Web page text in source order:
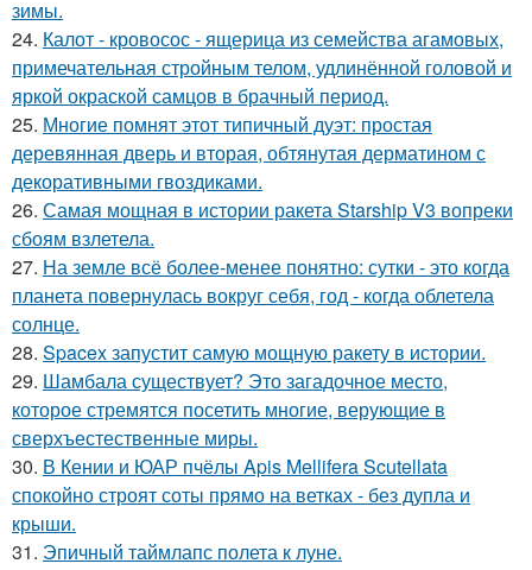
зимы.
24. Калот - кровосос - ящерица из семейства агамовых,
примечательная стройным телом, удлинённой головой и
яркой окраской самцов в брачный период.
25. Многие помнят этот типичный дуэт: простая
деревянная дверь и вторая, обтянутая дерматином с
декоративными гвоздиками.
26. Самая мощная в истории ракета Starship V3 вопреки
сбоям взлетела.
27. На земле всё более-менее понятно: сутки - это когда
планета повернулась вокруг себя, год - когда облетела
солнце.
28. Spacex запустит самую мощную ракету в истории.
29. Шамбала существует? Это загадочное место,
которое стремятся посетить многие, верующие в
сверхъестественные миры.
30. В Кении и ЮАР пчёлы Apis Mellifera Scutellata
спокойно строят соты прямо на ветках - без дупла и
крыши.
31. Эпичный таймлапс полета к луне.